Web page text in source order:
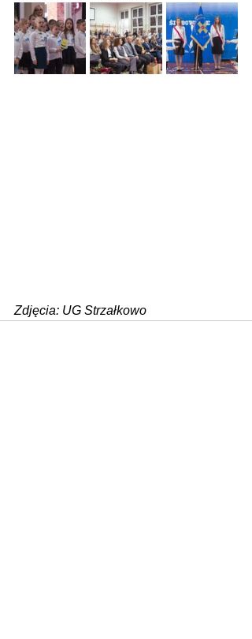
Zdjęcia: UG Strzałkowo